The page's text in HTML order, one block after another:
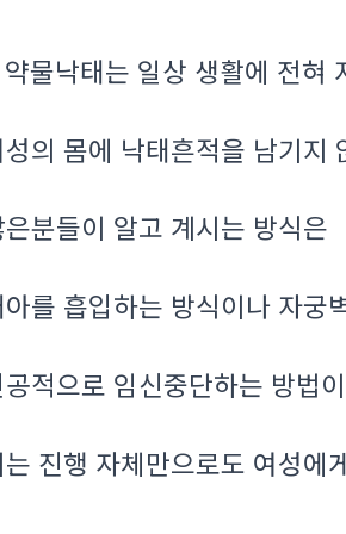
약물낙태는 일상 생활에 전혀
의 몸에 낙태흔적을 남기지
분들이 알고 계시는 방식은
를 흡입하는 방식이나 자궁
적으로 임신중단하는 방법
진행 자체만으로도 여성에